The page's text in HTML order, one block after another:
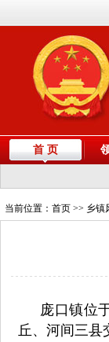
首 页
当前位置： 首页 >> 乡镇
庞口镇位
丘、河间三县